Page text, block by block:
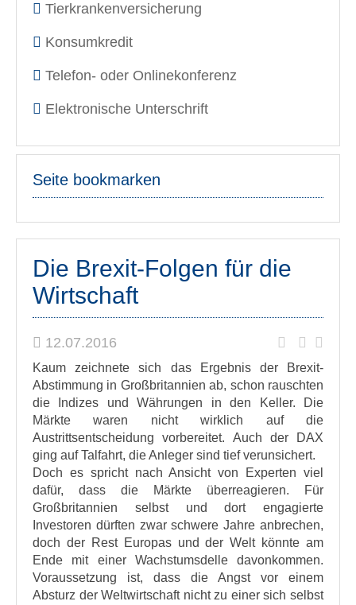
Tierkrankenversicherung
Konsumkredit
Telefon- oder Onlinekonferenz
Elektronische Unterschrift
Seite bookmarken
Die Brexit-Folgen für die
Wirtschaft
12.07.2016
Kaum zeichnete sich das Ergebnis der Brexit-
Abstimmung in Großbritannien ab, schon rauschten
die Indizes und Währungen in den Keller. Die
Märkte waren nicht wirklich auf die
Austrittsentscheidung vorbereitet. Auch der DAX
ging auf Talfahrt, die Anleger sind tief verunsichert.
Doch es spricht nach Ansicht von Experten viel
dafür, dass die Märkte überreagieren. Für
Großbritannien selbst und dort engagierte
Investoren dürften zwar schwere Jahre anbrechen,
doch der Rest Europas und der Welt könnte am
Ende mit einer Wachstumsdelle davonkommen.
Voraussetzung ist, dass die Angst vor einem
Absturz der Weltwirtschaft nicht zu einer sich selbst